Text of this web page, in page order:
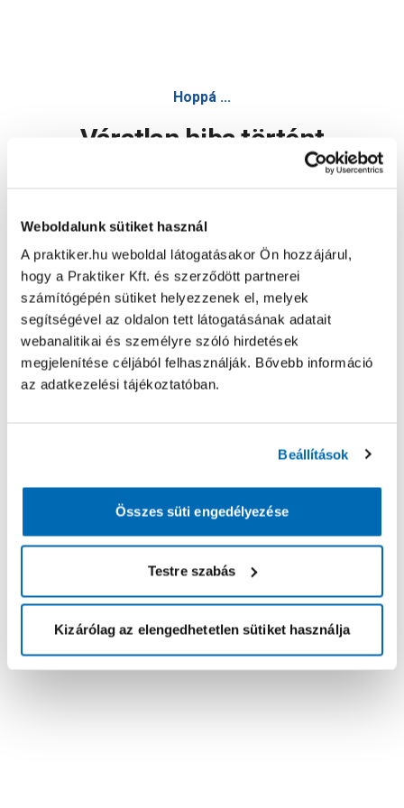
Weboldalunk sütiket használ
A praktiker.hu weboldal látogatásakor Ön hozzájárul,
hogy a Praktiker Kft. és szerződött partnerei
számítógépén sütiket helyezzenek el, melyek
segítségével az oldalon tett látogatásának adatait
webanalitikai és személyre szóló hirdetések
megjelenítése céljából felhasználják. Bővebb információ
az adatkezelési tájékoztatóban.
Beállítások
Összes süti engedélyezése
Testre szabás
Kizárólag az elengedhetetlen sütiket használja
Hoppá ...
Váratlan hiba történt
Oldal újratöltése